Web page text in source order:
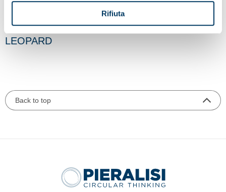
Rifiuta
LEOPARD
Back to top